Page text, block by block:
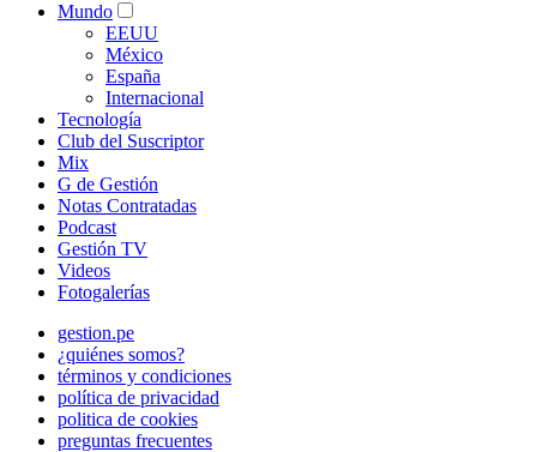
Mundo
EEUU
México
España
Internacional
Tecnología
Club del Suscriptor
Mix
G de Gestión
Notas Contratadas
Podcast
Gestión TV
Videos
Fotogalerías
gestion.pe
¿quiénes somos?
términos y condiciones
política de privacidad
politica de cookies
preguntas frecuentes